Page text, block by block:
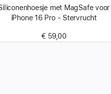
met MagSafe voor
iPhone 16 Pro - Stervrucht
€ 59,00